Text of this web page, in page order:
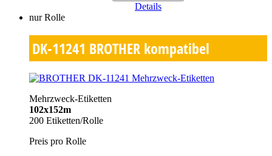
Details
nur Rolle
DK-11241 BROTHER kompatibel
Mehrzweck-Etiketten
102x152m
200 Etiketten/Rolle
Preis pro Rolle